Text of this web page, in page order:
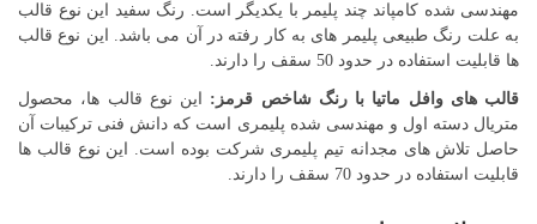
مهندسی شده کامپاند چند پلیمر با یکدیگر است. رنگ سفید این نوع قالب
به علت رنگ طبیعی پلیمر های به کار رفته در آن می باشد. این نوع قالب
ها قابلیت استفاده در حدود 50 سقف را دارند.
قالب های وافل ماتیا با رنگ شاخص قرمز: این نوع قالب ها، محصول
متریال دسته اول و مهندسی شده پلیمری است که دانش فنی ترکیبات آن
حاصل تلاش های مجدانه تیم پلیمری شرکت بوده است. این نوع قالب ها
قابلیت استفاده در حدود 70 سقف را دارند.